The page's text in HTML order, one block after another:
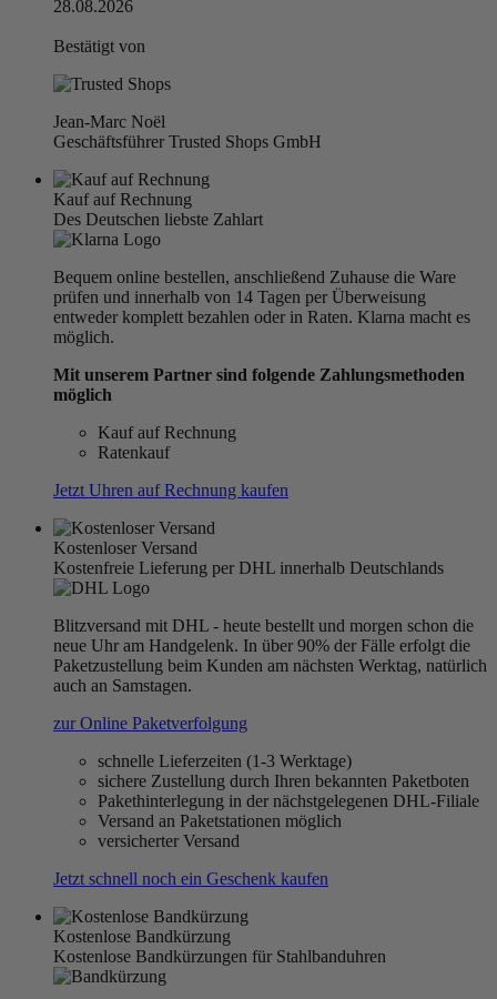
28.08.2026
Bestätigt von
Jean-Marc Noël
Geschäftsführer Trusted Shops GmbH
Kauf auf Rechnung
Des Deutschen liebste Zahlart
Bequem online bestellen, anschließend Zuhause die Ware
prüfen und innerhalb von 14 Tagen per Überweisung
entweder komplett bezahlen oder in Raten. Klarna macht es
möglich.
Mit unserem Partner sind folgende Zahlungsmethoden
möglich
Kauf auf Rechnung
Ratenkauf
Jetzt Uhren auf Rechnung kaufen
Kostenloser Versand
Kostenfreie Lieferung per DHL innerhalb Deutschlands
Blitzversand mit DHL - heute bestellt und morgen schon die
neue Uhr am Handgelenk. In über 90% der Fälle erfolgt die
Paketzustellung beim Kunden am nächsten Werktag, natürlich
auch an Samstagen.
zur Online Paketverfolgung
schnelle Lieferzeiten (1-3 Werktage)
sichere Zustellung durch Ihren bekannten Paketboten
Pakethinterlegung in der nächstgelegenen DHL-Filiale
Versand an Paketstationen möglich
versicherter Versand
Jetzt schnell noch ein Geschenk kaufen
Kostenlose Bandkürzung
Kostenlose Bandkürzungen für Stahlbanduhren